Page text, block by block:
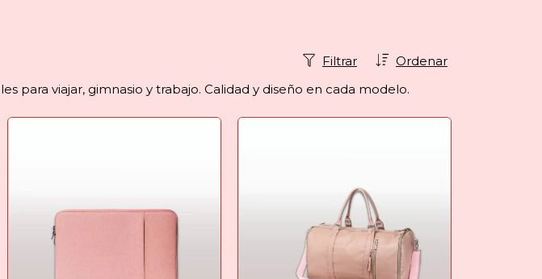
Ordenar
Filtrar
para viajar, gimnasio y trabajo. Calidad y diseño en cada modelo.